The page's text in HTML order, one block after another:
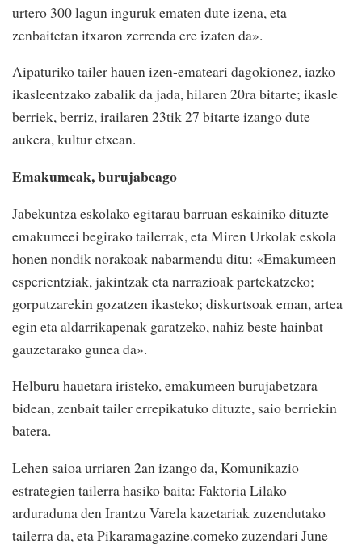
urtero 300 lagun inguruk ematen dute izena, eta
zenbaitetan itxaron zerrenda ere izaten da».
Aipaturiko tailer hauen izen-emateari dagokionez, iazko
ikasleentzako zabalik da jada, hilaren 20ra bitarte; ikasle
berriek, berriz, irailaren 23tik 27 bitarte izango dute
aukera, kultur etxean.
Emakumeak, burujabeago
Jabekuntza eskolako egitarau barruan eskainiko dituzte
emakumeei begirako tailerrak, eta Miren Urkolak eskola
honen nondik norakoak nabarmendu ditu: «Emakumeen
esperientziak, jakintzak eta narrazioak partekatzeko;
gorputzarekin gozatzen ikasteko; diskurtsoak eman, artea
egin eta aldarrikapenak garatzeko, nahiz beste hainbat
gauzetarako gunea da».
Helburu hauetara iristeko, emakumeen burujabetzara
bidean, zenbait tailer errepikatuko dituzte, saio berriekin
batera.
Lehen saioa urriaren 2an izango da, Komunikazio
estrategien tailerra hasiko baita: Faktoria Lilako
arduraduna den Irantzu Varela kazetariak zuzendutako
tailerra da, eta Pikaramagazine.comeko zuzendari June